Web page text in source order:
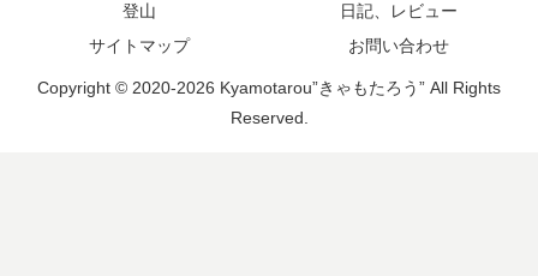
登山
日記、レビュー
サイトマップ
お問い合わせ
Copyright © 2020-2026 Kyamotarou”きゃもたろう” All Rights
Reserved.